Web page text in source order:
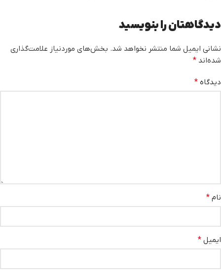
دیدگاهتان را بنویسید
نشانی ایمیل شما منتشر نخواهد شد. بخش‌های موردنیاز علامت‌گذاری
شده‌اند *
دیدگاه *
نام *
ایمیل *